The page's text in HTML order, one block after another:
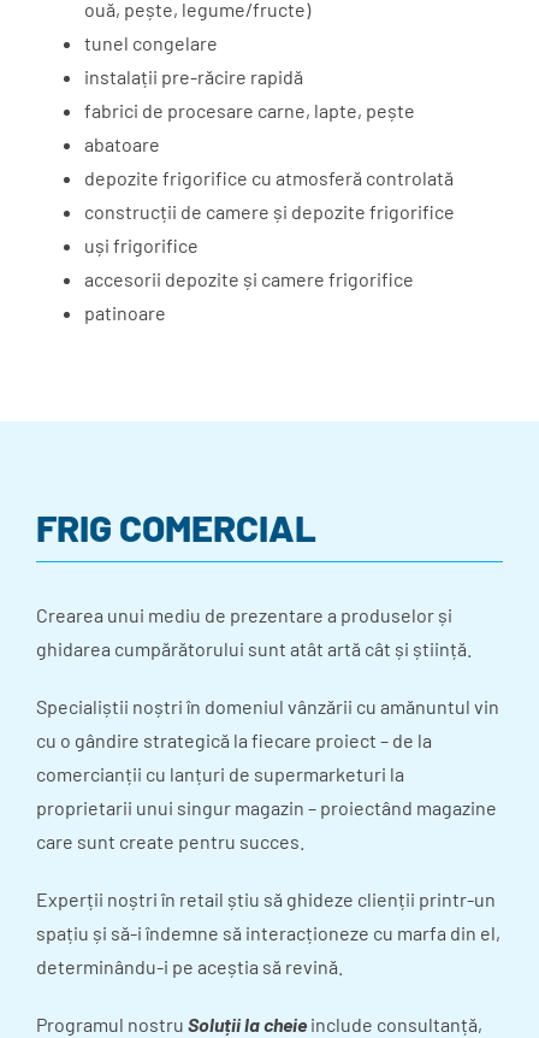
ouă, pește, legume/fructe)
tunel congelare
instalații pre-răcire rapidă
fabrici de procesare carne, lapte, pește
abatoare
depozite frigorifice cu atmosferă controlată
construcții de camere și depozite frigorifice
uși frigorifice
accesorii depozite și camere frigorifice
patinoare
FRIG COMERCIAL
Crearea unui mediu de prezentare a produselor și
ghidarea cumpărătorului sunt atât artă cât și știință.
Specialiștii noștri în domeniul vânzării cu amănuntul vin
cu o gândire strategică la fiecare proiect – de la
comercianții cu lanțuri de supermarketuri la
proprietarii unui singur magazin – proiectând magazine
care sunt create pentru succes.
Experții noștri în retail știu să ghideze clienții printr-un
spațiu și să-i îndemne să interacționeze cu marfa din el,
determinându-i pe aceștia să revină.
Programul nostru Soluții la cheieinclude consultanță,